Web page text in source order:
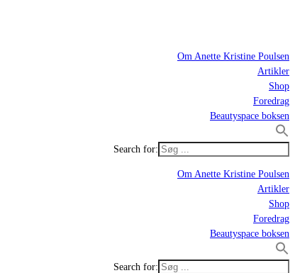
Om Anette Kristine Poulsen
Artikler
Shop
Foredrag
Beautyspace boksen
Search for:
Om Anette Kristine Poulsen
Artikler
Shop
Foredrag
Beautyspace boksen
Search for: